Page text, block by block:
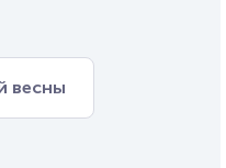
весны